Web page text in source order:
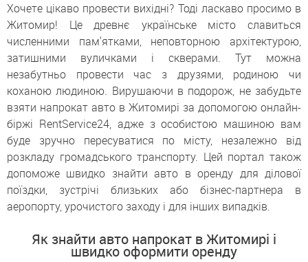
Хочете цікаво провести вихідні? Тоді ласкаво просимо в
Житомир! Це древнє українське місто славиться
численними пам'ятками, неповторною архітектурою,
затишними вуличками і скверами. Тут можна
незабутньо провести час з друзями, родиною чи
коханою людиною. Вирушаючи в подорож, не забудьте
взяти напрокат авто в Житомирі за допомогою онлайн-
біржі RentService24, адже з особистою машиною вам
буде зручно пересуватися по місту, незалежно від
розкладу громадського транспорту. Цей портал також
допоможе швидко знайти авто в оренду для ділової
поїздки, зустрічі близьких або бізнес-партнера в
аеропорту, урочистого заходу і для інших випадків.
Як знайти авто напрокат в Житомирі і
швидко оформити оренду